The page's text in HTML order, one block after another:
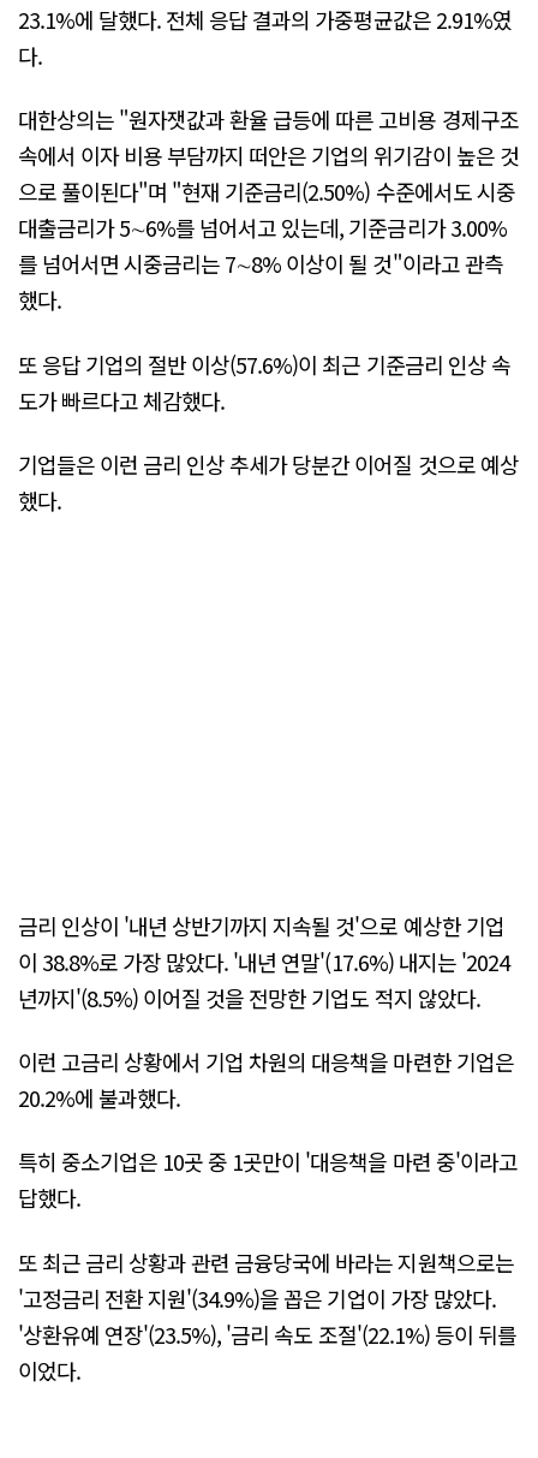
23.1%에 달했다. 전체 응답 결과의 가중평균값은 2.91%였
다.
대한상의는 "원자잿값과 환율 급등에 따른 고비용 경제구조
속에서 이자 비용 부담까지 떠안은 기업의 위기감이 높은 것
으로 풀이된다"며 "현재 기준금리(2.50%) 수준에서도 시중
대출금리가 5∼6%를 넘어서고 있는데, 기준금리가 3.00%
를 넘어서면 시중금리는 7∼8% 이상이 될 것"이라고 관측
했다.
또 응답 기업의 절반 이상(57.6%)이 최근 기준금리 인상 속
도가 빠르다고 체감했다.
기업들은 이런 금리 인상 추세가 당분간 이어질 것으로 예상
했다.
금리 인상이 '내년 상반기까지 지속될 것'으로 예상한 기업
이 38.8%로 가장 많았다. '내년 연말'(17.6%) 내지는 '2024
년까지'(8.5%) 이어질 것을 전망한 기업도 적지 않았다.
이런 고금리 상황에서 기업 차원의 대응책을 마련한 기업은
20.2%에 불과했다.
특히 중소기업은 10곳 중 1곳만이 '대응책을 마련 중'이라고
답했다.
또 최근 금리 상황과 관련 금융당국에 바라는 지원책으로는
'고정금리 전환 지원'(34.9%)을 꼽은 기업이 가장 많았다.
'상환유예 연장'(23.5%), '금리 속도 조절'(22.1%) 등이 뒤를
이었다.